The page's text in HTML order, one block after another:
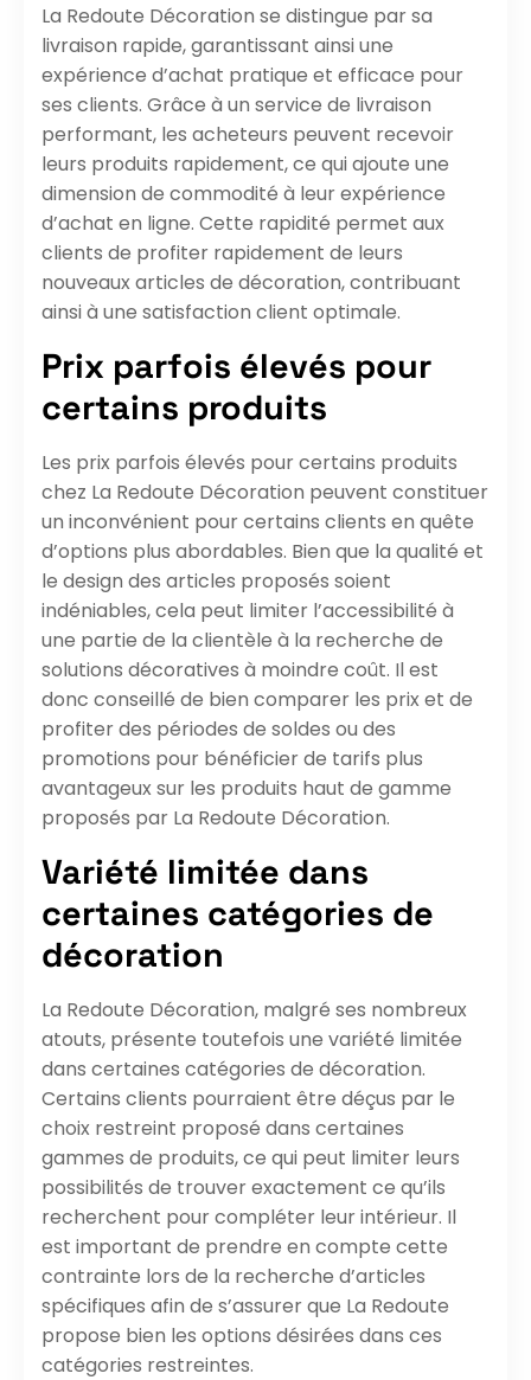
La Redoute Décoration se distingue par sa
livraison rapide, garantissant ainsi une
expérience d’achat pratique et efficace pour
ses clients. Grâce à un service de livraison
performant, les acheteurs peuvent recevoir
leurs produits rapidement, ce qui ajoute une
dimension de commodité à leur expérience
d’achat en ligne. Cette rapidité permet aux
clients de profiter rapidement de leurs
nouveaux articles de décoration, contribuant
ainsi à une satisfaction client optimale.
Prix parfois élevés pour
certains produits
Les prix parfois élevés pour certains produits
chez La Redoute Décoration peuvent constituer
un inconvénient pour certains clients en quête
d’options plus abordables. Bien que la qualité et
le design des articles proposés soient
indéniables, cela peut limiter l’accessibilité à
une partie de la clientèle à la recherche de
solutions décoratives à moindre coût. Il est
donc conseillé de bien comparer les prix et de
profiter des périodes de soldes ou des
promotions pour bénéficier de tarifs plus
avantageux sur les produits haut de gamme
proposés par La Redoute Décoration.
Variété limitée dans
certaines catégories de
décoration
La Redoute Décoration, malgré ses nombreux
atouts, présente toutefois une variété limitée
dans certaines catégories de décoration.
Certains clients pourraient être déçus par le
choix restreint proposé dans certaines
gammes de produits, ce qui peut limiter leurs
possibilités de trouver exactement ce qu’ils
recherchent pour compléter leur intérieur. Il
est important de prendre en compte cette
contrainte lors de la recherche d’articles
spécifiques afin de s’assurer que La Redoute
propose bien les options désirées dans ces
catégories restreintes.